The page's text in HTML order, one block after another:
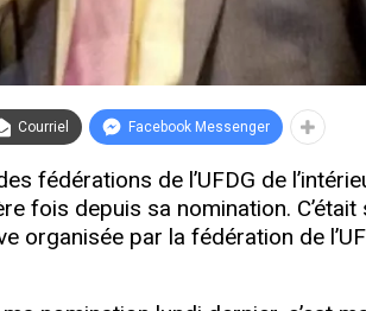
Courriel Facebook Messenger
fédérations de l’UFDG de
fois depuis sa nomination.
organisée par la fédération de